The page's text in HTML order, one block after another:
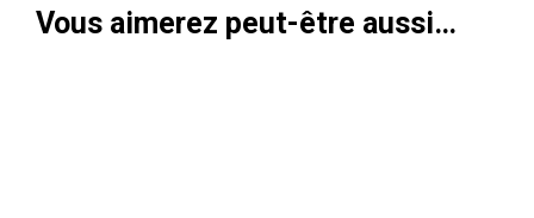
Vous aimerez peut-être aussi…